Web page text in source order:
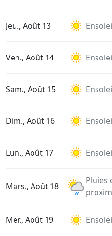
Jeu., Août 13
Ven., Août 14
Sam., Août 15
Dim., Août 16
Lun., Août 17
Mars., Août 18
Pluies
Mer., Août 19